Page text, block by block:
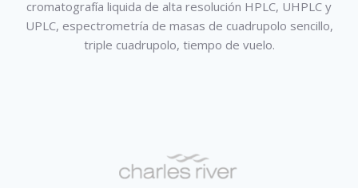
cromatografía liquida de alta resolución HPLC, UHPLC y
UPLC, espectrometría de masas de cuadrupolo sencillo,
triple cuadrupolo, tiempo de vuelo.